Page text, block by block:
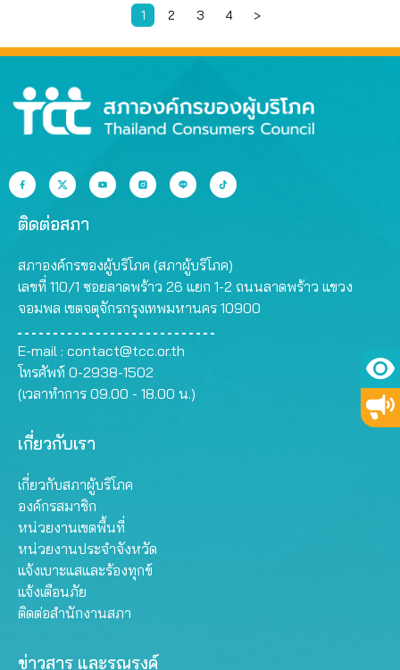
1 2 3 4 >
ติดต่อสภา
สภาองค์กรของผู้บริโภค (สภาผู้บริโภค)
เลขที่ 110/1 ซอยลาดพร้าว 26 แยก 1-2 ถนนลาดพร้าว แขวง
จอมพล เขตจตุจักรกรุงเทพมหานคร 10900
E-mail : contact@tcc.or.th
โทรศัพท์ 0-2938-1502
(เวลาทำการ 09.00 - 18.00 น.)
เกี่ยวกับเรา
เกี่ยวกับสภาผู้บริโภค
องค์กรสมาชิก
หน่วยงานเขตพื้นที่
หน่วยงานประจำจังหวัด
แจ้งเบาะแสและร้องทุกข์
แจ้งเตือนภัย
ติดต่อสำนักงานสภา
ข่าวสาร และรณรงค์